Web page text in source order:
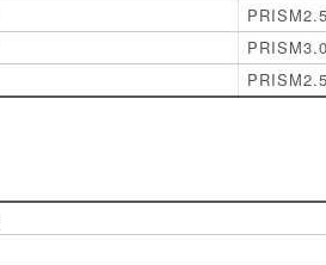
PRISM2.5
PRISM3.0
PRISM2.5